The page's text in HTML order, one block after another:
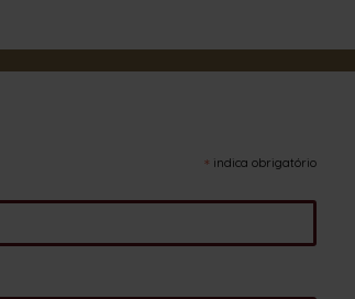
* indica obrigatório